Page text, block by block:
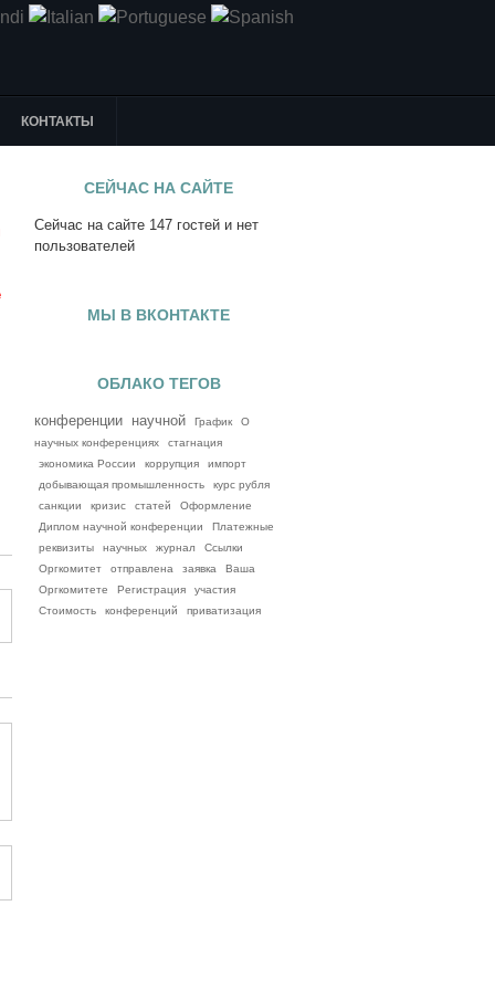
КОНТАКТЫ
СЕЙЧАС НА САЙТЕ
Сейчас на сайте 147 гостей и нет
пользователей
МЫ В ВКОНТАКТЕ
ОБЛАКО ТЕГОВ
конференции научной График
О
научных конференциях
стагнация
экономика России
коррупция
импорт
добывающая промышленность
курс рубля
санкции
кризис статей
Оформление
Диплом научной конференции
Платежные
реквизиты
научных журнал
Ссылки
Оргкомитет
отправлена заявка
Ваша
Оргкомитете
Регистрация
участия
Стоимость
конференций приватизация